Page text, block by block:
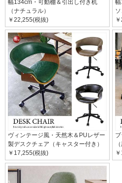
幅134cm・可動棚＆引出し付き机
（ナチュラル）
￥22,255(税抜)
ヴィンテージ風・天然木＆PUレザー
製デスクチェア（キャスター付き）
￥17,255(税抜)